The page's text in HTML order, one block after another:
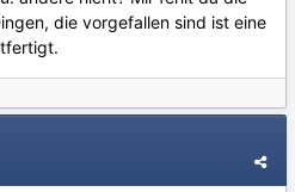
die vorgefallen sind ist eine